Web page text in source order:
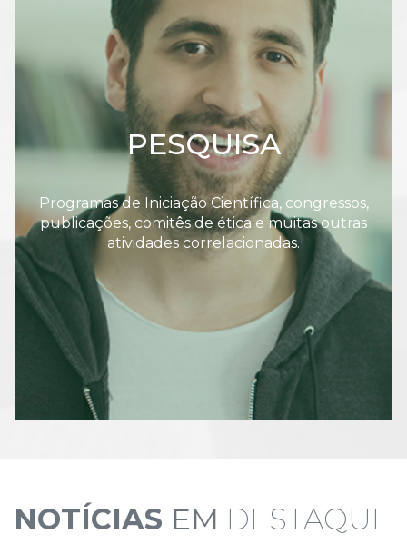
PESQUISA
Programas de Iniciação Científica, congressos,
publicações, comitês de ética e muitas outras
atividades correlacionadas.
NOTÍCIAS EM DESTAQUE